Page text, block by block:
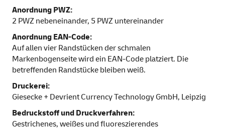
Anordnung PWZ:
2 PWZ nebeneinander, 5 PWZ untereinander
Anordnung EAN-Code:
Auf allen vier Randstücken der schmalen
Markenbogenseite wird ein EAN-Code platziert. Die
betreffenden Randstücke bleiben weiß.
Druckerei:
Giesecke + Devrient Currency Technology GmbH, Leipzig
Bedruckstoff und Druckverfahren:
Gestrichenes, weißes und fluoreszierendes